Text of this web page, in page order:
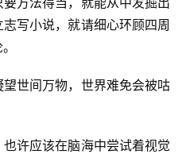
写小说，就请细心环顾四周
世间万物，世界难免会被咕
许应该在脑海中尝试着视觉